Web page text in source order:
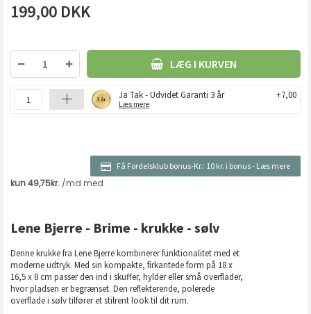
199,00 DKK
LÆG I KURVEN
Ja Tak - Udvidet Garanti 3 år
Læs mere
+7,00
Få Fordelsklub bonus-Kr.: 10 kr. i bonus- Læs mere
Lene Bjerre - Brime - krukke - sølv
Denne krukke fra Lene Bjerre kombinerer funktionalitet med et
moderne udtryk. Med sin kompakte, firkantede form på 18 x
16,5 x 8 cm passer den ind i skuffer, hylder eller små overflader,
hvor pladsen er begrænset. Den reflekterende, polerede
overflade i sølv tilfører et stilrent look til dit rum.